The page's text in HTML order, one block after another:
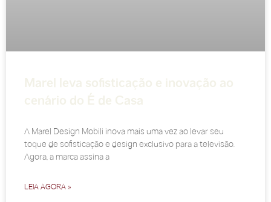
Marel leva sofisticação e inovação ao
cenário do É de Casa
A Marel Design Mobili inova mais uma vez ao levar seu
toque de sofisticação e design exclusivo para a televisão.
Agora, a marca assina a
LEIA AGORA »